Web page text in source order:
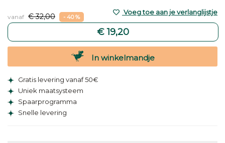
vanaf € 32,00 - 40 %
€ 19,20
Voeg toe aan je verlanglijstje
In winkelmandje
Gratis levering vanaf 50€
Uniek maatsysteem
Spaarprogramma
Snelle levering